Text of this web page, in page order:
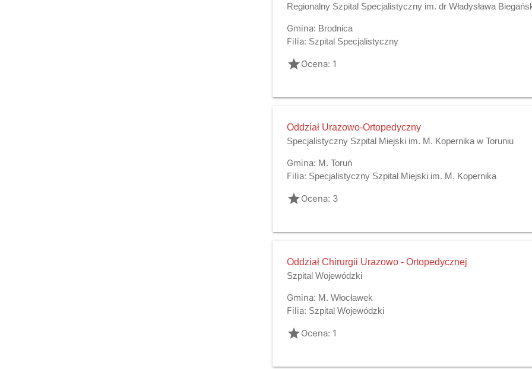
Regionalny Szpital Specjalistyczny im. dr Władysława
Gmina: Brodnica
Filia: Szpital Specjalistyczny
gradeOcena: 1
Oddział Urazowo-Ortopedyczny
Specjalistyczny Szpital Miejski im. M. Kopernika w Toruniu
Gmina: M. Toruń
Filia: Specjalistyczny Szpital Miejski im. M. Kopernika
gradeOcena: 3
Oddział Chirurgii Urazowo - Ortopedycznej
Szpital Wojewódzki
Gmina: M. Włocławek
Filia: Szpital Wojewódzki
gradeOcena: 1